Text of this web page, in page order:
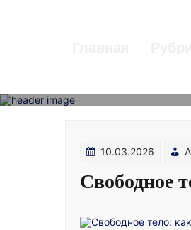
10.03.2026
Свободное